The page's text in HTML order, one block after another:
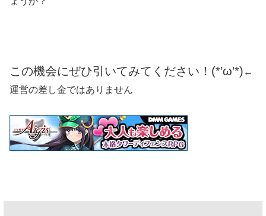
この機会にぜひ引いてみてください！(*’ω’*) ←
運営の差し金ではありません